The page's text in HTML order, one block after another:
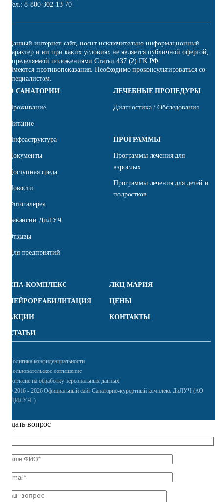
Тел.: 8-800-302-13-70
Данный интернет-сайт, носит исключительно информационный
характер и ни при каких условиях не является публичной офертой,
определяемой положениями Статьи 437 (2) ГК РФ.
Имеются противопоказания. Необходимо проконсультироваться со
специалистом.
О САНАТОРИИ
Проживание
Питание
Инфраструктура
Документы
Доступная среда
Новости
Фотогалерея
Вакансии ДиЛУЧ
Отзывы
Для предприятий
ЛЕЧЕБНЫЕ ПРОЦЕДУРЫ
Диагностика / Обследования
ПРОГРАММЫ
Программы лечения для
взрослых
Программы лечения для детей и
подростков
СПА-КОМПЛЕКС ЛКЦ МАРИЯ
НЕЙРОРЕАБИЛИТАЦИЯ ЦЕНЫ
АКЦИИ КОНТАКТЫ
СТАТЬИ
Политика конфиденциальности
Пользовательское соглашение
Согласие на обработку персональных данных
© 2016 - 2026 Официальный сайт Санаторно-курортный комплекс ДиЛУЧ (АО
"ДИЛУЧ")
Задать вопрос